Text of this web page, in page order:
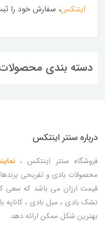
اینتکس، سفارش خود را
دسته بندی
درباره سنتر اینتکس
فروشگاه سنتر اینتکس ،
محصولات بادی و تفریحی
قیمت ارزان می باشد که سعی
تشک بادی ، مبل بادی ،
بهترین شکل ممکن ارائه دهد.